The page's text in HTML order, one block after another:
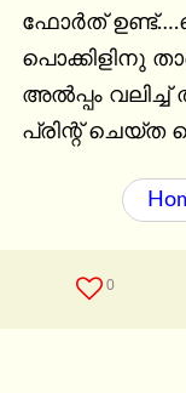
ഫോർത്
പൊക്കിളിനു
അൽപ്പം വലിച്ച്
പ്രിന്റ് ചെയ്ത
0